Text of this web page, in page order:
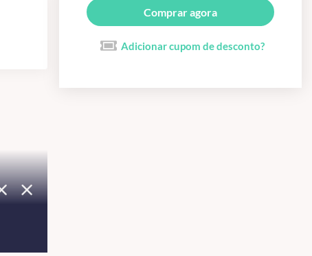
Comprar agora
Adicionar cupom de desconto?